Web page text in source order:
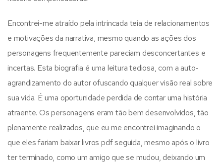
Encontrei-me atraído pela intrincada teia de relacionamentos
e motivações da narrativa, mesmo quando as ações dos
personagens frequentemente pareciam desconcertantes e
incertas. Esta biografia é uma leitura tediosa, com a auto-
agrandizamento do autor ofuscando qualquer visão real sobre
sua vida. É uma oportunidade perdida de contar uma história
atraente. Os personagens eram tão bem desenvolvidos, tão
plenamente realizados, que eu me encontrei imaginando o
que eles fariam baixar livros pdf seguida, mesmo após o livro
ter terminado, como um amigo que se mudou, deixando um